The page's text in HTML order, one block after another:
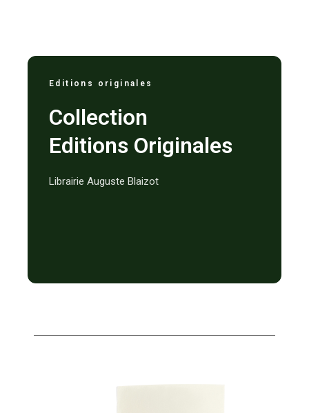
Editions originales
Collection
Editions Originales
Librairie Auguste Blaizot